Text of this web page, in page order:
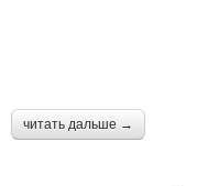
читать дальше →